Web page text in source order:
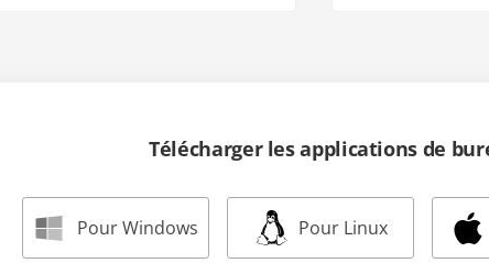
Télécharger les applications de
Pour Windows Pour Linux